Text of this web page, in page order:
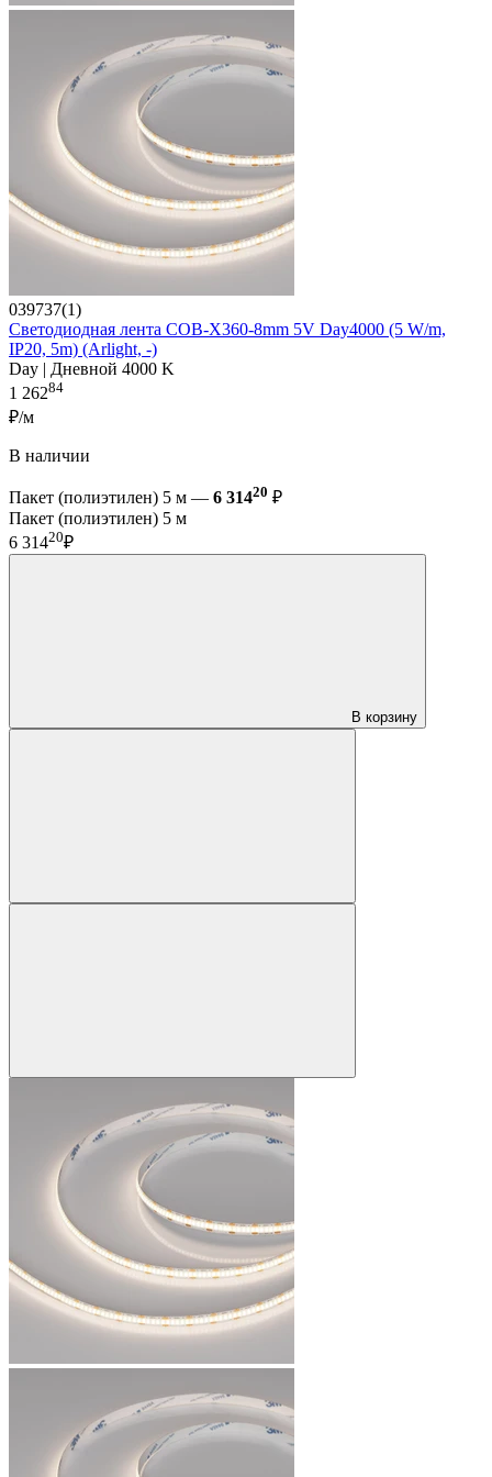
039737(1)
Светодиодная лента COB-X360-8mm 5V Day4000 (5 W/m,
IP20, 5m) (Arlight, -)
Day | Дневной 4000 K
1 26284
₽/м
В наличии
Пакет (полиэтилен) 5 м — 6 31420 ₽
Пакет (полиэтилен) 5 м
6 31420₽
В корзину